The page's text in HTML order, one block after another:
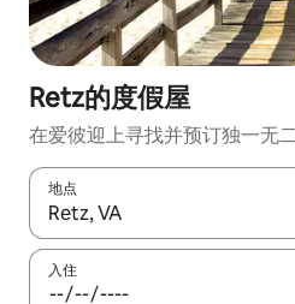
Retz的度假屋
在爱彼迎上寻找并预订独一无
地点
如有搜索结果，请使用上下方向
入住